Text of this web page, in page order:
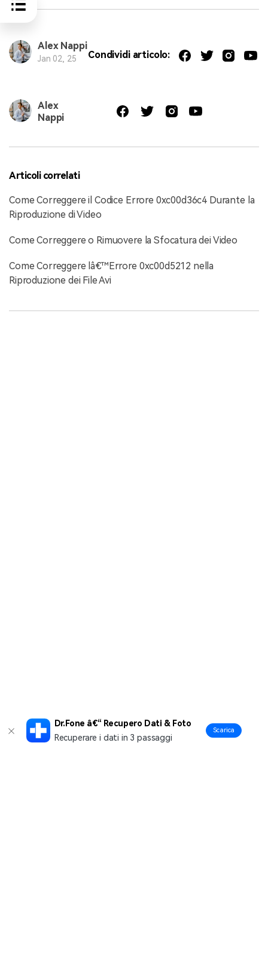
Alex Nappi
Jan 02, 25 Condividi articolo:
Alex
Nappi
Articoli correlati
Come Correggere il Codice Errore 0xc00d36c4 Durante la
Riproduzione di Video
Come Correggere o Rimuovere la Sfocatura dei Video
Come Correggere lâ€™Errore 0xc00d5212 nella
Riproduzione dei File Avi
Dr.Fone â€“ Recupero Dati & Foto
Recuperare i dati in 3 passaggi
Scarica